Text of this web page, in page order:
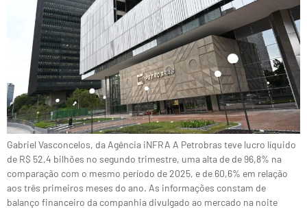
Gabriel Vasconcelos, da Agência iNFRA A Petrobras teve lucro líquido
de R$ 52,4 bilhões no segundo trimestre, uma alta de de 96,8% na
comparação com o mesmo período de 2025, e de 60,6% em relação
aos três primeiros meses do ano. As informações constam de
balanço financeiro da companhia divulgado ao mercado na noite